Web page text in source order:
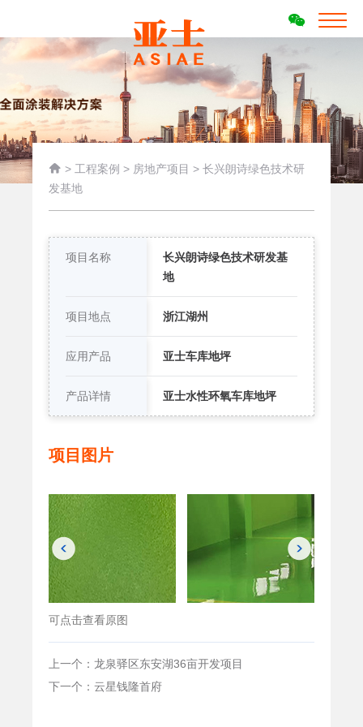
 > 工程案例 > 房地产项目 > 长兴朗诗绿色技术研
发基地
项目名称
长兴朗诗绿色技术研发基
地
项目地点 浙江湖州
应用产品 亚士车库地坪
产品详情 亚士水性环氧车库地坪
项目图片
可点击查看原图
上一个：龙泉驿区东安湖36亩开发项目
下一个：云星钱隆首府